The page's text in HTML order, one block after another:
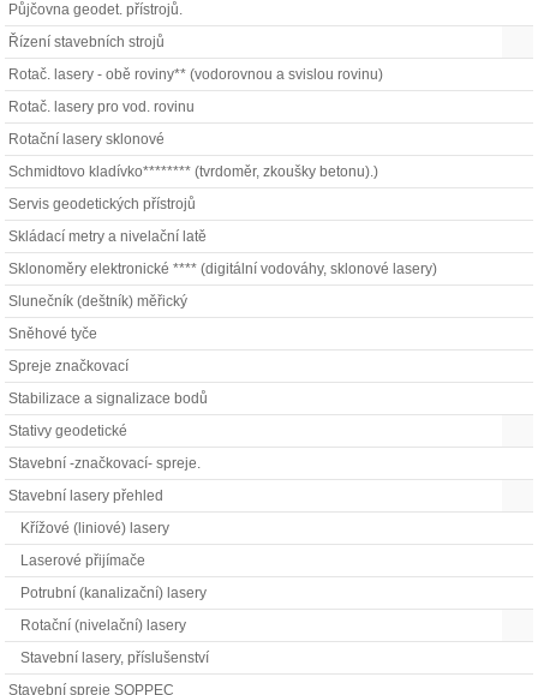
Půjčovna geodet. přístrojů.
Řízení stavebních strojů
Rotač. lasery - obě roviny** (vodorovnou a svislou rovinu)
Rotač. lasery pro vod. rovinu
Rotační lasery sklonové
Schmidtovo kladívko******** (tvrdoměr, zkoušky betonu).)
Servis geodetických přístrojů
Skládací metry a nivelační latě
Sklonoměry elektronické **** (digitální vodováhy, sklonové lasery)
Slunečník (deštník) měřický
Sněhové tyče
Spreje značkovací
Stabilizace a signalizace bodů
Stativy geodetické
Stavební -značkovací- spreje.
Stavební lasery přehled
Křížové (liniové) lasery
Laserové přijímače
Potrubní (kanalizační) lasery
Rotační (nivelační) lasery
Stavební lasery, příslušenství
Stavební spreje SOPPEC